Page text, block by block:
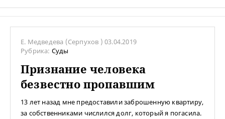
Е. Медведева (Серпухов )03.04.2019
Рубрика: Суды
Признание человека
безвестно пропавшим
13 лет назад мне предоставили заброшенную квартиру,
за собственниками числился долг, который я погасила.